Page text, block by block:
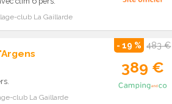
club La Gaillarde
club La Gaillarde
- 19 % 483 €
389 €